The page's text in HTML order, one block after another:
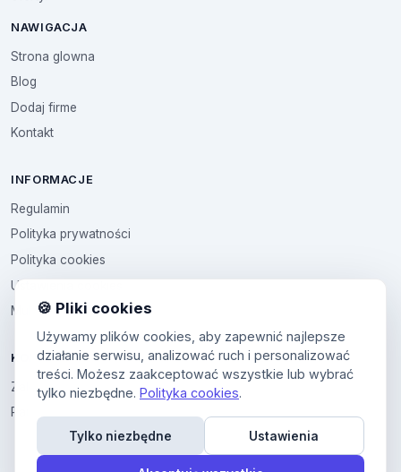
NAWIGACJA
Strona glowna
Blog
Dodaj firme
Kontakt
INFORMACJE
Regulamin
Polityka prywatności
Polityka cookies
Ustawienia cookies
Multikod
KONTO
Zaloguj sie
Panel uzytkownika
🍪 Pliki cookies
Używamy plików cookies, aby zapewnić najlepsze
działanie serwisu, analizować ruch i personalizować
treści. Możesz zaakceptować wszystkie lub wybrać
tylko niezbędne. Polityka cookies.
Tylko niezbędne Ustawienia